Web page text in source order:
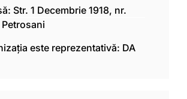
Str. 1 Decembrie 1918, nr.
Petrosani
este reprezentativă: DA